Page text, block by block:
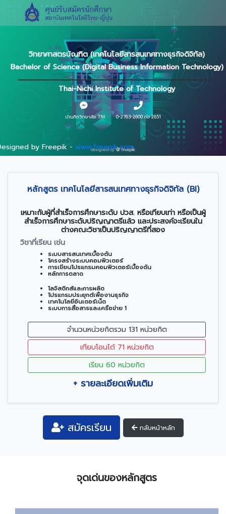
วิทยาศาสตรบัณฑิต (เทคโนโลยีสารสนเทศทางธุรกิจดิจิทัล)
Bachelor of Science (Digital Business Information Technology)
Thai-Nichi Institute of Technology
บัณฑิตวิทยาลัย TNI 0-2763-2600 ต่อ 2651
by Freepik - www.freepik.com
หลักสูตร เทคโนโลยีสารสนเทศทางธุรกิจดิจิทัล (BI)
เหมาะกับผู้ที่สำเร็จการศึกษาระดับ ปวส. หรือเทียบเท่า หรือเป็นผู้
สำเร็จการศึกษาระดับปริญญาตรีแล้ว และประสงค์จะเรียนใน
ต่างคณะวิชาเป็นปริญญาตรีที่สอง
วิชาที่เรียน เช่น
ระบบสารสนเทศเบื้องต้น
โครงสร้างระบบคอมพิวเตอร์
การเขียนโปรแกรมคอมพิวเตอร์เบื้องต้น
หลักการตลาด
โลจิสติกส์และการผลิต
โปรแกรมประยุกต์เพื่องานธุรกิจ
เทคโนโลยีอินเตอร์เน็ต
ระบบการสื่อสารและเครือข่าย 1
จำนวนหน่วยกิตรวม 131 หน่วยกิต
เทียบโอนได้ 71 หน่วยกิต
เรียน 60 หน่วยกิต
+ รายละเอียดเพิ่มเติม
สมัครเรียน กลับหน้าหลัก
จุดเด่นของหลักสูตร